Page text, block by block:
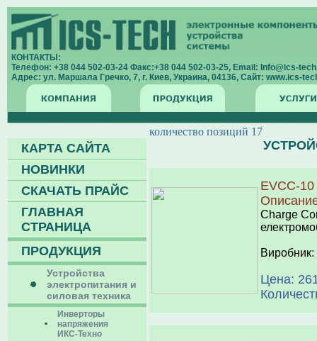
КОНТАКТЫ:
Телефон: +38 044 502-03-24 Факс:+38 044 502-03-25, Email: Info@ics-
Адрес: ул. Маршала Гречко, 7, г. Киев, Украина, 04136, Сайт: www.ics-
КАРТА САЙТА
НОВИНКИ
СКАЧАТЬ ПРАЙС
ГЛАВНАЯ
СТРАНИЦА
ПРОДУКЦИЯ
Устройства
электропитания и
силовая техника
Инверторы
напряжения
ИКС-Техно
количество позиций 17
EVCC-10
Charge
Виробник:
Цена: